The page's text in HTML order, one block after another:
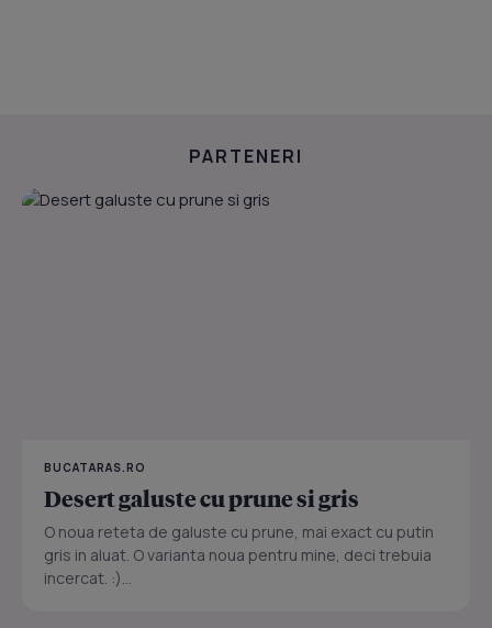
PARTENERI
BUCATARAS.RO
Desert galuste cu prune si gris
O noua reteta de galuste cu prune, mai exact cu putin
gris in aluat. O varianta noua pentru mine, deci trebuia
incercat. :)...